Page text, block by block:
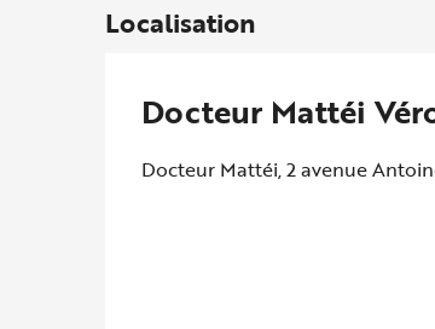
Localisation
Docteur Mattéi
Docteur Mattéi, 2 avenue